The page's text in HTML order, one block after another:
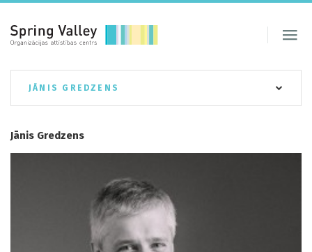
JĀNIS GREDZENS
Jānis Gredzens